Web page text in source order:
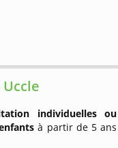
Uccle
individuelles ou
à partir de 5 ans